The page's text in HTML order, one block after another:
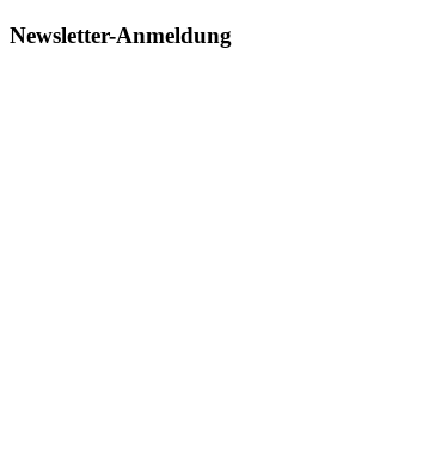
Newsletter-Anmeldung